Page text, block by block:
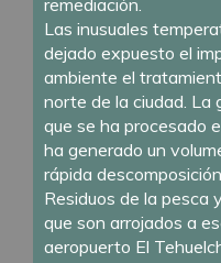
Las inusuales
dejado expuesto el
ambiente el
norte de la ciudad. La
que se ha procesado
ha generado un
rápida
Residuos de la pesca
que son arrojados a
aeropuerto El